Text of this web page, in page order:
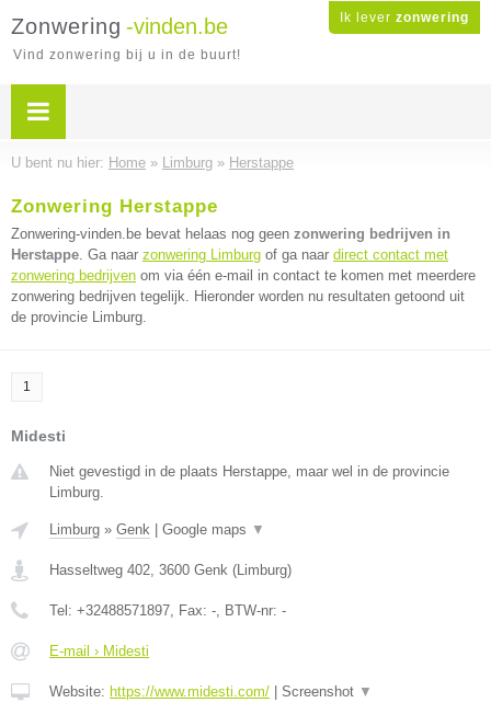
Ik lever zonwering
Zonwering -vinden.be
Vind zonwering bij u in de buurt!
U bent nu hier: Home » Limburg » Herstappe
Zonwering Herstappe
Zonwering-vinden.be bevat helaas nog geen zonwering bedrijven in
Herstappe. Ga naar zonwering Limburg of ga naar direct contact met
zonwering bedrijven om via één e-mail in contact te komen met meerdere
zonwering bedrijven tegelijk. Hieronder worden nu resultaten getoond uit
de provincie Limburg.
1
Midesti
Niet gevestigd in de plaats Herstappe, maar wel in de provincie
Limburg.
Limburg » Genk Google maps ▼
Hasseltweg 402, 3600 Genk (Limburg)
Tel: +32488571897, Fax: -, BTW-nr: -
E-mail › Midesti
Website: https://www.midesti.com/ Screenshot ▼